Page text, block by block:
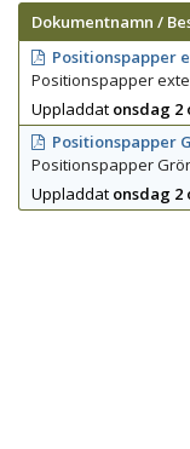
Dokumentnamn /
Positionspapper
Positionspapper
Uppladdat onsdag 2
Positionspapper
Positionspapper
Uppladdat onsdag 2